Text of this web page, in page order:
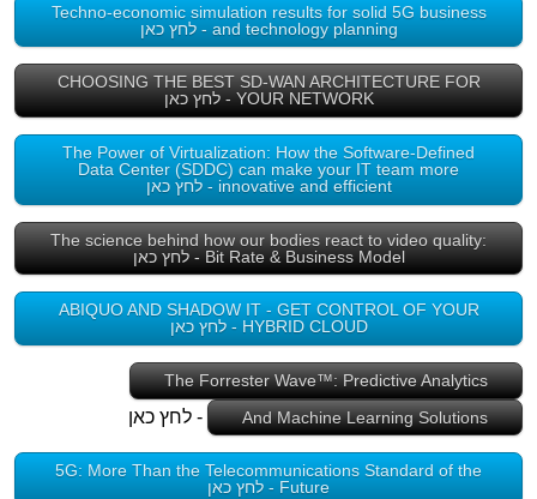
Techno-economic simulation results for solid 5G business
and technology planning - לחץ כאן
CHOOSING THE BEST SD-WAN ARCHITECTURE FOR
YOUR NETWORK - לחץ כאן
The Power of Virtualization: How the Software-Defined
Data Center (SDDC) can make your IT team more
innovative and efficient - לחץ כאן
The science behind how our bodies react to video quality:
Bit Rate & Business Model - לחץ כאן
ABIQUO AND SHADOW IT - GET CONTROL OF YOUR
HYBRID CLOUD - לחץ כאן
The Forrester Wave™: Predictive Analytics
And Machine Learning Solutions
- לחץ כאן
5G: More Than the Telecommunications Standard of the
Future - לחץ כאן